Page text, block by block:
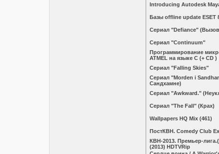
Introducing Autodesk
Базы offline update ESET
Сериал "Defiance"
Сериал "Continuum"
Программирование
ATMEL на языке С (+ CD )
Сериал "Falling Skies"
Сериал "Morden i
Сандхамне)
Сериал "Awkward."
Сериал "The Fall" (Крах)
Wallpapers HQ Mix (461)
ПостКВН. Comedy Club
КВН-2013. Премьер-
(2013) HDTVRip